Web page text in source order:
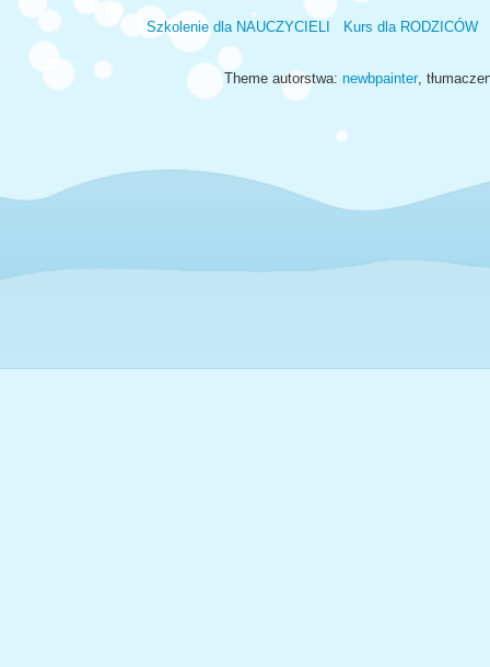
Szkolenie dla NAUCZYCIELI Kurs dla RODZICÓW
Theme autorstwa: newbpainter ,